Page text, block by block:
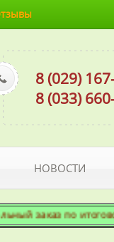
8 (029)
8 (033)
НОВОСТИ
заказ по